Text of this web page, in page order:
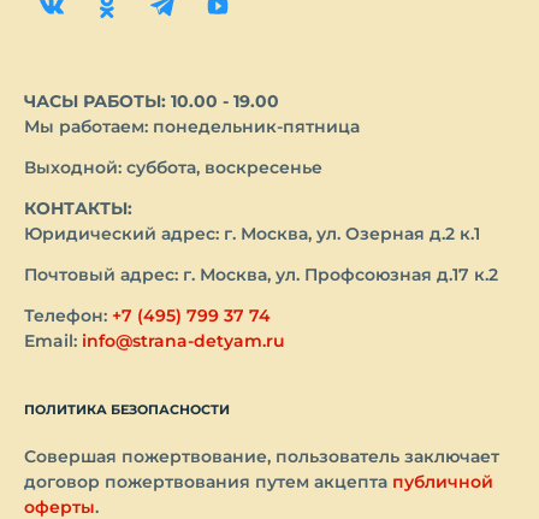
ЧАСЫ РАБОТЫ: 10.00 - 19.00
Мы работаем: понедельник-пятница
Выходной: суббота, воскресенье
КОНТАКТЫ:
Юридический адрес: г. Москва, ул. Озерная д.2 к.1
Почтовый адрес: г. Москва, ул. Профсоюзная д.17 к.2
Телефон: +7 (495) 799 37 74
Email: info@strana-detyam.ru
ПОЛИТИКА БЕЗОПАСНОСТИ
Совершая пожертвование, пользователь заключает
договор пожертвования путем акцепта публичной
оферты.